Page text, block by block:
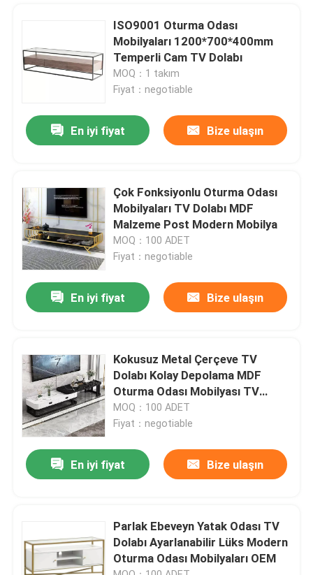
Ürün:% s
Hakkımızda
Fabrika turu
Bize Ulaşın
Bir teklif isteği
Ev Odası Mobilyaları
Yemek Odası Mobilyaları
ISO9001 Oturma Odası
Mobilyaları 1200*700*400mm
Temperli Cam TV Dolabı
MOQ：1 takım
Fiyat：negotiable
En iyi fiyat Bize ulaşın
Çok Fonksiyonlu Oturma Odası
Mobilyaları TV Dolabı MDF
Malzeme Post Modern Mobilya
MOQ：100 ADET
Fiyat：negotiable
En iyi fiyat Bize ulaşın
Kokusuz Metal Çerçeve TV
Dolabı Kolay Depolama MDF
Oturma Odası Mobilyası TV
Sehpası
MOQ：100 ADET
Fiyat：negotiable
En iyi fiyat Bize ulaşın
Parlak Ebeveyn Yatak Odası TV
Dolabı Ayarlanabilir Lüks Modern
Oturma Odası Mobilyaları OEM